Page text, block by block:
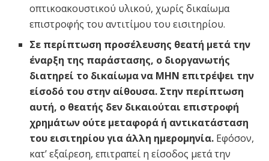
οπτικοακουστικού υλικού, χωρίς δικαίωμα
επιστροφής του αντιτίμου του εισιτηρίου.
Σε περίπτωση προσέλευσης θεατή μετά την
έναρξη της παράστασης, ο διοργανωτής
διατηρεί το δικαίωμα να ΜΗΝ επιτρέψει την
είσοδό του στην αίθουσα. Στην περίπτωση
αυτή, ο θεατής δεν δικαιούται επιστροφή
χρημάτων ούτε μεταφορά ή αντικατάσταση
του εισιτηρίου για άλλη ημερομηνία. Εφόσον,
κατ’ εξαίρεση, επιτραπεί η είσοδος μετά την